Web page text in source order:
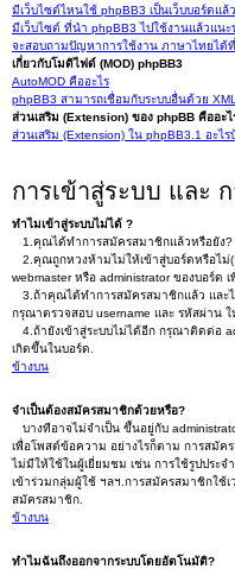
มีเว็บไซต์ไหนใช้ phpBB3 เป็นเว็บบอร์ดแล้
มีเว็บไซต์ ที่นำ phpBB3 ไปใช้งานแล้วแน
จะสอบถามปัญหาการใช้งาน ภาษาไทยได้
เกี่ยวกับโมดิไฟด์ (MOD) phpBB3
AutoMOD คืออะไร
phpBB3 สามารถเชื่อมกับระบบอื่นด้วย
ส่วนเสริม (Extension) ของ phpBB คืออะไ
ส่วนเสริม (Extension) ใน phpBB3.1 อะไร
การเข้าสู่ระบบ และ
ทำไมเข้าสู่ระบบไม่ได้ ?
1.คุณได้ทำการสมัครสมาชิกแล้วหรือยัง?
2.คุณถูกหวงห้ามไม่ให้เข้าสู่บอร์ดหรือไ
webmaster หรือ administrator ของบอร์ด
3.ถ้าคุณได้ทำการสมัครสมาชิกแล้ว และ
กรุณาตรวจสอบ username และ รหัสผ่าน ใ
4.ถ้ายังเข้าสู่ระบบไม่ได้อีก กรุณาติดต่อ
เกิดขึ้นในบอร์ด.
ข้างบน
จำเป็นต้องสมัครสมาชิกด้วยหรือ?
บางทีอาจไม่จำเป็น ขึ้นอยู่กับ
เพื่อโพสต์ข้อความ อย่างไรก็ตาม การสมั
ไม่มีให้ใช้ในผู้เยี่ยมชม เช่น การใช้รูปประ
เข้าร่วมกลุ่มผู้ใช้ ฯลฯ.การสมัครสมาชิกใช้
สมัครสมาชิก.
ข้างบน
ทำไมฉันถึงออกจากระบบโดยอัตโนมัติ?